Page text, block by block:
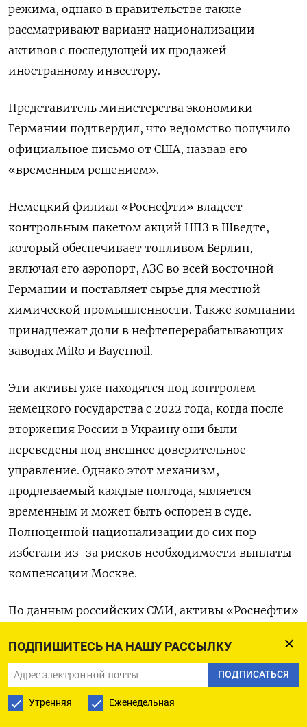
ПОДПИШИТЕСЬ НА НАШУ РАССЫЛКУ
ПОДПИСАТЬСЯ
Утренняя Еженедельная
режима, однако в правительстве также
рассматривают вариант национализации
активов с последующей их продажей
иностранному инвестору.
Представитель министерства экономики
Германии подтвердил, что ведомство получило
официальное письмо от США, назвав его
«временным решением».
Немецкий филиал «Роснефти» владеет
контрольным пакетом акций НПЗ в Шведте,
который обеспечивает топливом Берлин,
включая его аэропорт, АЗС во всей восточной
Германии и поставляет сырье для местной
химической промышленности. Также компании
принадлежат доли в нефтеперерабатывающих
заводах MiRo и Bayernoil.
Эти активы уже находятся под контролем
немецкого государства с 2022 года, когда после
вторжения России в Украину они были
переведены под внешнее доверительное
управление. Однако этот механизм,
продлеваемый каждые полгода, является
временным и может быть оспорен в суде.
Полноценной национализации до сих пор
избегали из-за рисков необходимости выплаты
компенсации Москве.
По данным российских СМИ, активы «Роснефти»
миллиардов долларов. Однако один
из источников Reuters утверждает, что
их реальная стоимость может быть менее
половины этой суммы. Москва уже